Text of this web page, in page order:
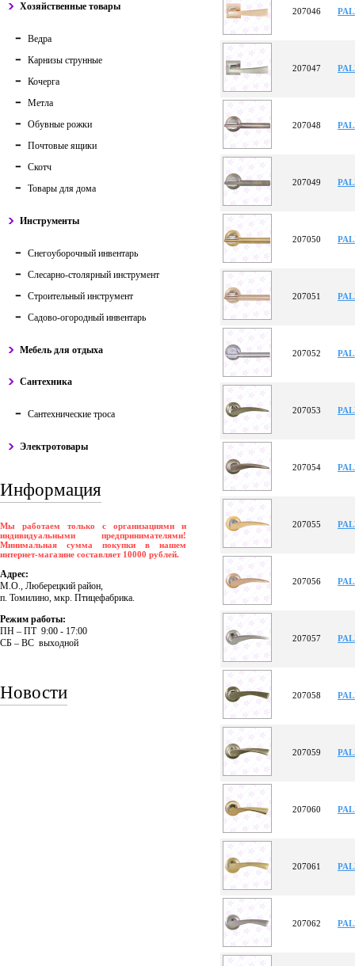
Хозяйственные товары
Ведра
Карнизы струнные
Кочерга
Метла
Обувные рожки
Почтовые ящики
Скотч
Товары для дома
Инструменты
Снегоуборочный инвентарь
Слесарно-столярный инструмент
Строительный инструмент
Садово-огородный инвентарь
Мебель для отдыха
Сантехника
Сантехнические троса
Электротовары
Информация
Мы работаем только с организациями и
индивидуальными предпринимателями!
Минимальная сумма покупки в нашем
интернет-магазине составляет 10000 рублей.
Адрес:
М.О., Люберецкий район,
п. Томилино, мкр. Птицефабрика.
Режим работы:
ПH – ПT 9:00 - 17:00
CБ – BC выходной
Новости
207046
207047
207048
207049
207050
207051
207052
207053
207054
207055
207056
207057
207058
207059
207060
207061
207062